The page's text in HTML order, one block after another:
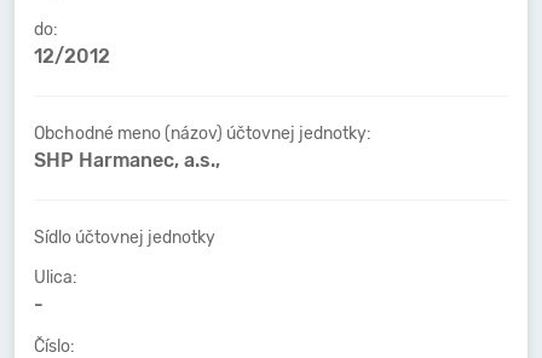
do:
12/2012
Obchodné meno (názov) účtovnej jednotky:
SHP Harmanec, a.s.,
Sídlo účtovnej jednotky
Ulica:
-
Číslo: